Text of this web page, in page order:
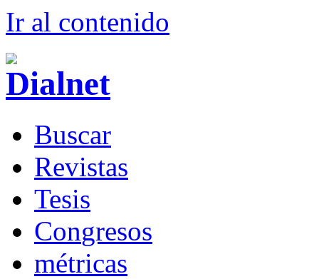
Ir al contenido
Buscar
Revistas
Tesis
Congresos
métricas